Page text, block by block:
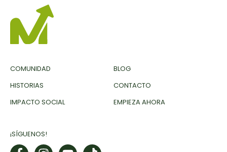
COMUNIDAD
HISTORIAS
IMPACTO SOCIAL
BLOG
CONTACTO
EMPIEZA AHORA
¡SÍGUENOS!